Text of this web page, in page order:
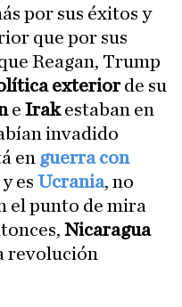
por sus éxitos y
que por sus
Reagan, Trump
exteriorde su
e Irakestaban en
invadido
en guerra con
y es Ucrania, no
el punto de mira
Nicaragua
revolución